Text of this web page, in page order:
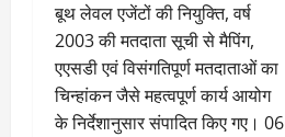
बूथ लेवल एजेंटों की नियुक्ति, वर्ष
2003 की मतदाता सूची से मैपिंग,
एएसडी एवं विसंगतिपूर्ण मतदाताओं का
चिन्हांकन जैसे महत्वपूर्ण कार्य आयोग
के निर्देशानुसार संपादित किए गए। 06